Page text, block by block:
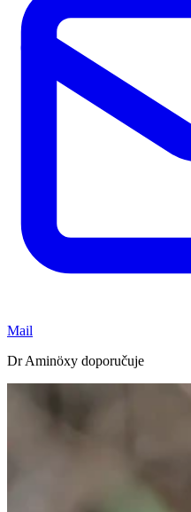
Mail
Dr Aminöxy doporučuje